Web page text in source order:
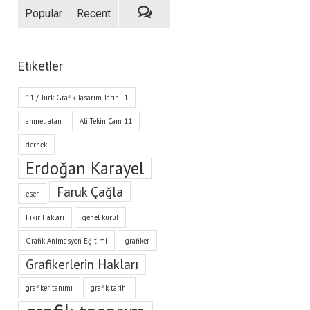
Popular Recent
Etiketler
11 / Türk Grafik Tasarım Tarihi-1
ahmet atan Ali Tekin Çam 11
dernek
Erdoğan Karayel
eser Faruk Çağla
Fikir Hakları genel kurul
Grafik Animasyon Eğitimi grafiker
Grafikerlerin Hakları
grafiker tanımı grafik tarihi